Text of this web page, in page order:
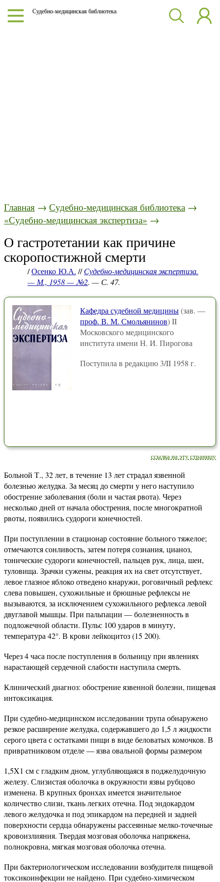
Судебно-медицинская библиотека
Главная → Судебно-медицинская библиотека →
«Судебно-медицинская экспертиза» →
О гастротетании как причине
скоропостижной смерти
/Осенко Ю.А. //Судебно-медицинская экспертиза.
— М., 1958 — №2. — С. 47.
Кафедра судебной медицины(зав. —
проф. В. М. Смольянинов) II
Московского медицинского
института имени Н. И. Пирогова
Поступила в редакцию 3/II 1958 г.
ссылка на эту страницу
Больной Т., 32 лет, в течение 13 лет страдал язвенной
болезнью желудка. За месяц до смерти у него наступило
обострение заболевания (боли и частая рвота). Через
несколько дней от начала обострения, после многократной
рвоты, появились судороги конечностей.
При поступлении в стационар состояние больного тяжелое;
отмечаются сонливость, затем потеря сознания, цианоз,
тонические судороги конечностей, пальцев рук, лица, шеи,
туловища. Зрачки сужены, реакция их на свет отсутствует,
левое глазное яблоко отведено кнаружи, роговичный рефлекс
слева повышен, сухожильные и брюшные рефлексы не
вызываются, за исключением сухожильного рефлекса левой
двуглавой мышцы. При пальпации — болезненность в
подложечной области. Пульс 100 ударов в минуту,
температура 42°. В крови лейкоцитоз (15 200).
Через 4 часа после поступления в больницу при явлениях
нарастающей сердечной слабости наступила смерть.
Клинический диагноз: обострение язвенной болезни, пищевая
интоксикация.
При судебно-медицинском исследовании трупа обнаружено
резкое расширение желудка, содержавшего до 1,5 л жидкости
серого цвета с остатками пищи в виде беловатых комочков. В
привратниковом отделе — язва овальной формы размером
1,5X1 см с гладким дном, углубляющаяся в поджелудочную
железу. Слизистая оболочка в окружности язвы рубцово
изменена. В крупных бронхах имеется значительное
количество слизи, ткань легких отечна. Под эндокардом
левого желудочка и под эпикардом на передней и задней
поверхности сердца обнаружены рассеянные мелко-точечные
кровоизлияния. Твердая мозговая оболочка напряжена,
полнокровна, мягкая мозговая оболочка отечна.
При бактериологическом исследовании возбудителя пищевой
токсикоинфекции не найдено. При судебно-химическом